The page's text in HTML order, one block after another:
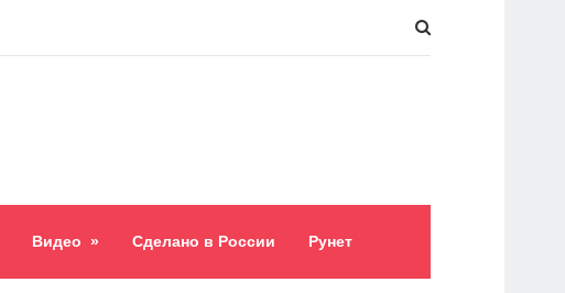
Видео » Сделано в России Рунет